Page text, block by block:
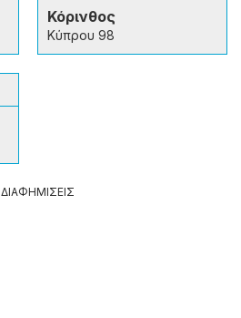
Κόρινθος
Κύπρου 98
ΔΙΑΦΗΜΙΣΕΙΣ